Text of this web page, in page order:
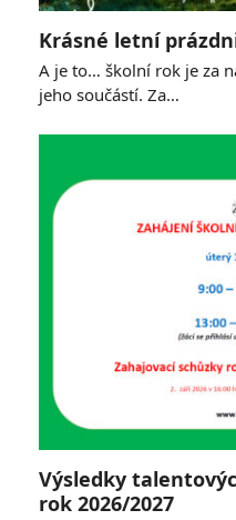
Krásné letní
A je to… školní rok je za
jeho součástí. Za…
Výsledky
rok 2026/2027